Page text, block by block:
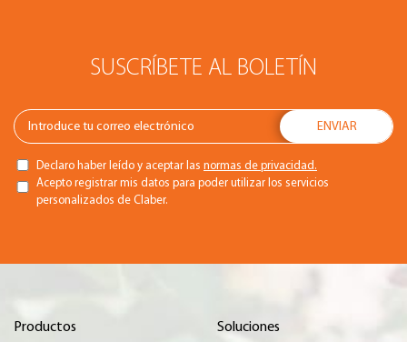
SUSCRÍBETE AL BOLETÍN
Declaro haber leído y aceptar las normas de privacidad.
Acepto registrar mis datos para poder utilizar los servicios
personalizados de Claber.
Productos
Soluciones